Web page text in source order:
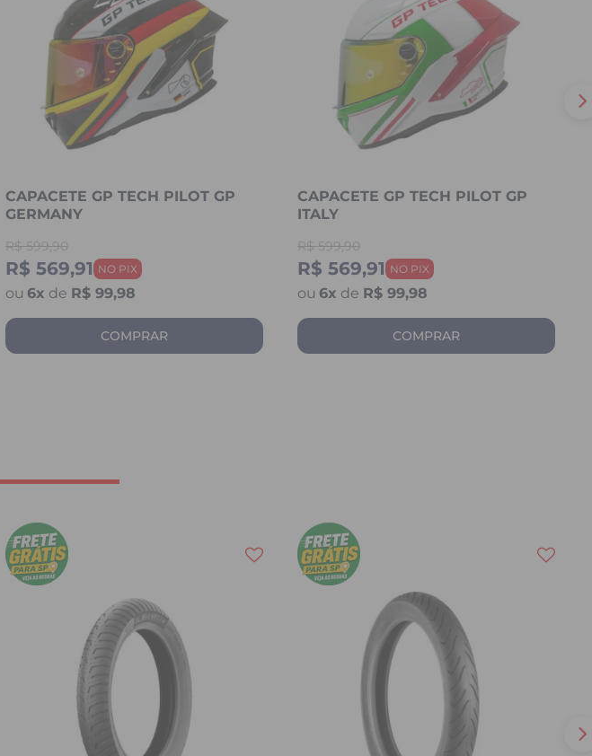
CAPACETE GP TECH PILOT GP
GERMANY
R$ 599,90
R$ 569,91
6x de R$ 99,98
COMPRAR
CAPACETE GP TECH PILOT GP
ITALY
R$ 599,90
R$ 569,91
6x de R$ 99,98
COMPRAR